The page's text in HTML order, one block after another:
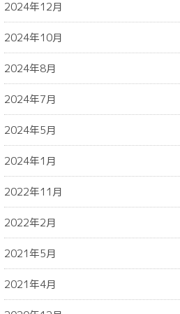
2024年12月
2024年10月
2024年8月
2024年7月
2024年5月
2024年1月
2022年11月
2022年2月
2021年5月
2021年4月